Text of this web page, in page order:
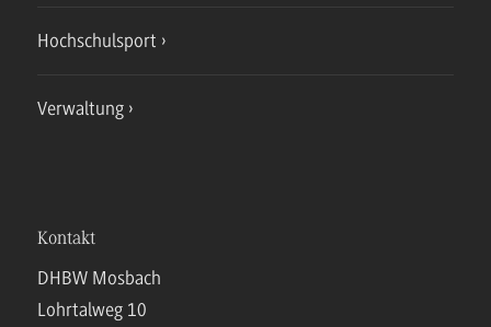
Hochschulsport
Verwaltung
Kontakt
DHBW Mosbach
Lohrtalweg 10